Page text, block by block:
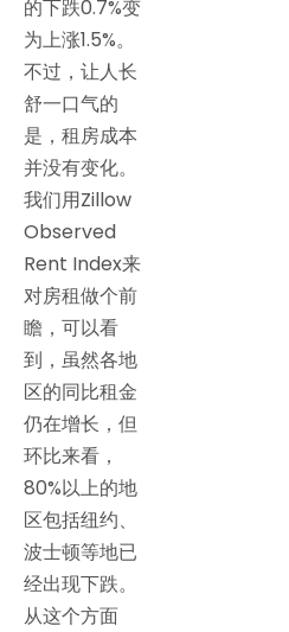
的下跌0.7%变
为上涨1.5%。
不过，让人长
舒一口气的
是，租房成本
并没有变化。
我们用Zillow
Observed
Rent Index来
对房租做个前
瞻，可以看
到，虽然各地
区的同比租金
仍在增长，但
环比来看，
80%以上的地
区包括纽约、
波士顿等地已
经出现下跌。
从这个方面